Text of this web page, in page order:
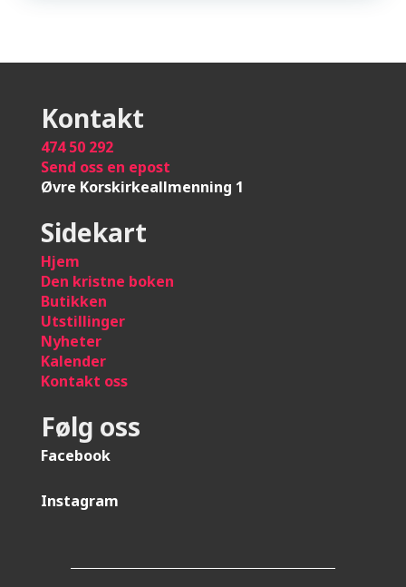
Kontakt
474 50 292
Send oss en epost
Øvre Korskirkeallmenning 1
Sidekart
Hjem
Den kristne boken
Butikken
Utstillinger
Nyheter
Kalender
Kontakt oss
Følg oss
Facebook
Instagram